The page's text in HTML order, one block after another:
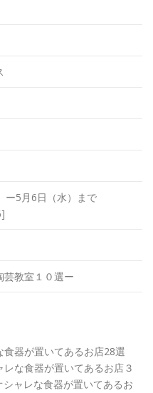
ー5月6日（水）まで
芸教室１０選ー
器が置いてあるお店28選
な食器が置いてあるお店３
ャレな食器が置いてあるお